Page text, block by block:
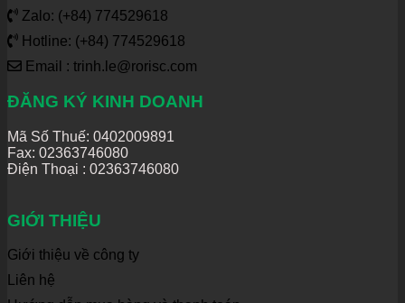
Zalo: (+84) 774529618
Hotline: (+84) 774529618
Email : trinh.le@rorisc.com
ĐĂNG KÝ KINH DOANH
Mã Số Thuế: 0402009891
Fax: 02363746080
Điện Thoại : 02363746080
GIỚI THIỆU
Giới thiệu về công ty
Liên hệ